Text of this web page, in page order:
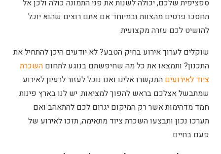
ספציפית שלכם, יכולה לשנות את פני התמונה כולה ולכן אל
תחסכו פרטים מהצוות ובמיוחד אם אתם רוצים שהוא יוכל
להושיט לכם עזרה מקצועית.
שוקלים לערוך אירוע בחיק הטבע? לא יודעים היכן להתחיל את
התכנון? ותמצאו את כל מה שחיפשתם בנוגע לתחום השכרת
ציוד לאירועים התקשרו אלינו ואנו נוכל לעזור לרעיון לאירוע
שמתבשל אצלכם בראש להפוך למציאות. יש לנו בארץ פינות
חמד מדהימות אשר רק המיקום יגרום לכם להתאהב ואם
תערכו נכון ותבצעו השכרת ציוד מתאימה, תזכו לאירוע של
פעם בחיים.